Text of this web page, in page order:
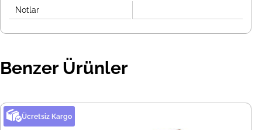
Notlar
Benzer Ürünler
Ücretsiz Kargo